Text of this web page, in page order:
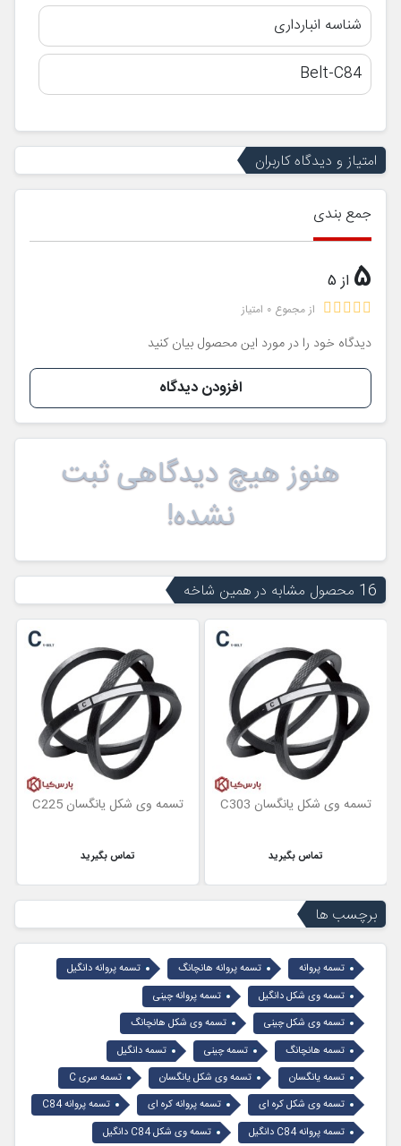
شناسه انبارداری
Belt-C84
امتیاز و دیدگاه کاربران
جمع بندی
5 از 5
از مجموع 0 امتیاز
دیدگاه خود را در مورد این محصول بیان کنید
افزودن دیدگاه
هنوز هیچ دیدگاهی ثبت
نشده!
16 محصول مشابه در همین شاخه
تسمه وی شکل یانگسان C303
تماس بگیرید
تسمه وی شکل یانگسان C225
تماس بگیرید
برچسب ها
تسمه پروانه تسمه پروانه هانچانگ
تسمه پروانه دانگیل
تسمه وی شکل دانگیل
تسمه پروانه چینی
تسمه وی شکل چینی
تسمه وی شکل هانچانگ
تسمه هانچانگ
تسمه چینی
تسمه دانگیل
تسمه یانگسان
تسمه وی شکل یانگسان
تسمه سری C
تسمه وی شکل کره ای
تسمه پروانه کره ای
تسمه پروانه C84
تسمه پروانه C84 دانگیل
تسمه وی شکل C84 دانگیل